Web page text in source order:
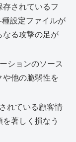
されているフ
種設定ファイルが
なる攻撃の足が
ションのソース
や他の脆弱性を
れている顧客情
著しく損なう